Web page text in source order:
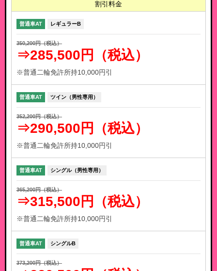
割引料金
普通車AT レギュラーB
350,200円（税込）
⇒285,500円（税込）
※普通二輪免許所持10,000円引
普通車AT ツイン（男性専用）
352,200円（税込）
⇒290,500円（税込）
※普通二輪免許所持10,000円引
普通車AT シングル（男性専用）
365,200円（税込）
⇒315,500円（税込）
※普通二輪免許所持10,000円引
普通車AT シングルB
373,200円（税込）